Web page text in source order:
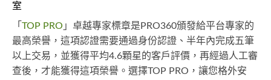
室
「 TOP PRO 」卓越專家標章是PRO360頒發給平台專家的
最高榮譽，這項認證需要通過身份認證、半年內完成五筆
以上交易，並獲得平均4.6顆星的客戶評價，再經過人工審
查後，才能獲得這項榮譽。選擇TOP PRO，讓您格外安